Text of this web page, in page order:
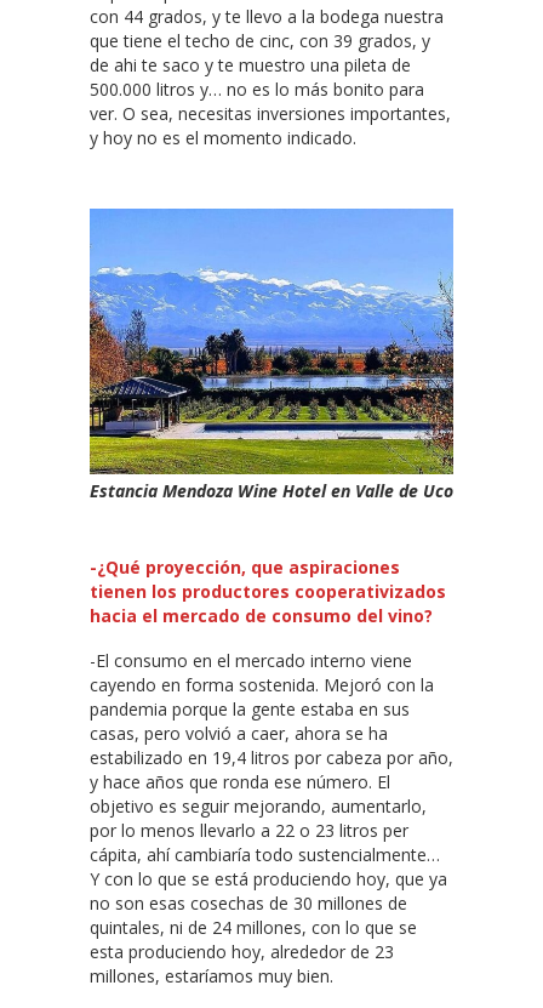
con 44 grados, y te llevo a la bodega nuestra
que tiene el techo de cinc, con 39 grados, y
de ahi te saco y te muestro una pileta de
500.000 litros y… no es lo más bonito para
ver. O sea, necesitas inversiones importantes,
y hoy no es el momento indicado.
Estancia Mendoza Wine Hotel en Valle de Uco
-¿Qué proyección, que aspiraciones
tienen los productores cooperativizados
hacia el mercado de consumo del vino?
-El consumo en el mercado interno viene
cayendo en forma sostenida. Mejoró con la
pandemia porque la gente estaba en sus
casas, pero volvió a caer, ahora se ha
estabilizado en 19,4 litros por cabeza por año,
y hace años que ronda ese número. El
objetivo es seguir mejorando, aumentarlo,
por lo menos llevarlo a 22 o 23 litros per
cápita, ahí cambiaría todo sustencialmente…
Y con lo que se está produciendo hoy, que ya
no son esas cosechas de 30 millones de
quintales, ni de 24 millones, con lo que se
esta produciendo hoy, alrededor de 23
millones, estaríamos muy bien.